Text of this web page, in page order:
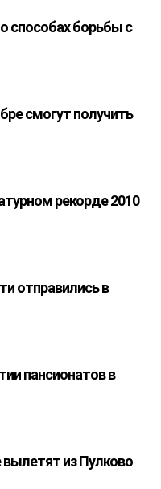
способах борьбы с
смогут получить
рекорде 2010
отправились в
пансионатов в
вылетят из Пулково